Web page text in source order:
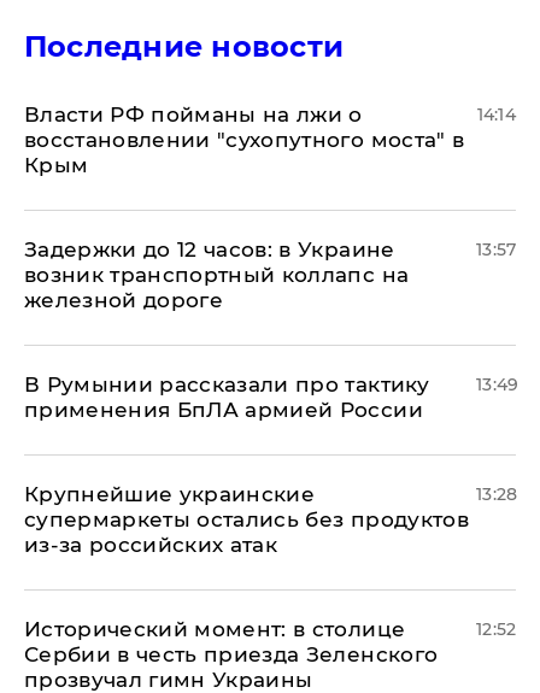
Последние новости
Власти РФ пойманы на лжи о
восстановлении "сухопутного моста" в
Крым
14:14
Задержки до 12 часов: в Украине
возник транспортный коллапс на
железной дороге
13:57
В Румынии рассказали про тактику
применения БпЛА армией России
13:49
Крупнейшие украинские
супермаркеты остались без продуктов
из-за российских атак
13:28
Исторический момент: в столице
Сербии в честь приезда Зеленского
прозвучал гимн Украины
12:52